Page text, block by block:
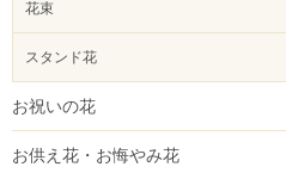
花束
スタンド花
お祝いの花
お供え花・お悔やみ花